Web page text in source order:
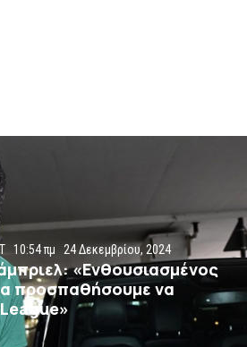
10:54 πμ 24 Δεκεμβρίου, 2024
«Ενθουσιασμένος
προσπαθήσουμε να